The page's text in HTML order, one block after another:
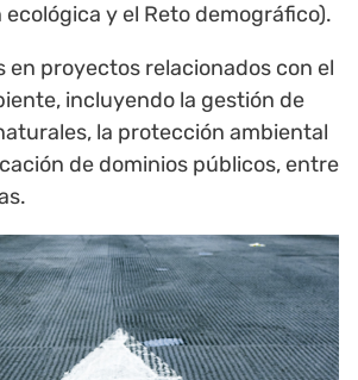
ecológica y el Reto demográfico).
en proyectos relacionados con el
incluyendo la gestión de
la protección ambiental
de dominios públicos, entre